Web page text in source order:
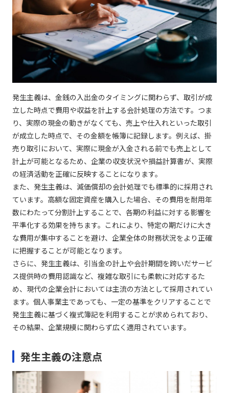
発生主義は、金銭の入出金のタイミングに関わらず、取引が成
立した時点で費用や収益を計上する会計処理の方法です。つま
り、実際の現金の動きがなくても、売上や仕入れといった取引
が成立した時点で、その金額を帳簿に記録します。例えば、掛
売り取引において、実際に現金が入金される前でも売上として
計上が可能となるため、企業の収支状況や損益計算書が、実際
の経済活動を正確に反映することになります。
また、発生主義は、減価償却の会計処理でも標準的に採用され
ています。高額な固定資産を購入した場合、その費用を耐用年
数にわたって分割計上することで、各期の利益に対する影響を
平準化する効果を持ちます。これにより、特定の期だけに大き
な費用が集中することを避け、企業全体の財務状況をより正確
に把握することが可能となります。
さらに、発生主義は、引当金の計上や会計期間を跨いだサービ
ス提供時の費用認識など、複雑な取引にも柔軟に対応するた
め、現代の企業会計においては主流の方法として採用されてい
ます。個人事業主であっても、一定の基準をクリアすることで
発生主義に基づく複式簿記を利用することが求められており、
その結果、企業規模に関わらず広く適用されています。
発生主義の注意点